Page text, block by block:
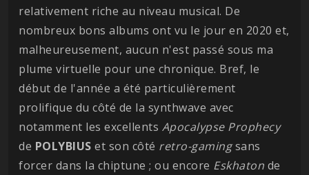
relativement riche au niveau musical. De
nombreux bons albums ont vu le jour en 2020 et,
malheureusement, aucun n'est passé sous ma
plume virtuelle pour une chronique. Bref, le
début de l'année a été particulièrement
prolifique du côté de la synthwave avec
notamment les excellents Apocalypse Prophecy
de POLYBIUS et son côté retro-gamingsans
forcer dans la chiptune ; ou encore Eskhaton de